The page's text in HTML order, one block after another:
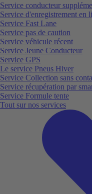
Service conducteur
Service d'enregistrement en
Service Fast Lane
Service pas de caution
Service véhicule récent
Service Jeune Conducteur
Service GPS
Le service Pneus Hiver
Service Collection sans
Service récupération par
Service Formule tente
Tout sur nos services